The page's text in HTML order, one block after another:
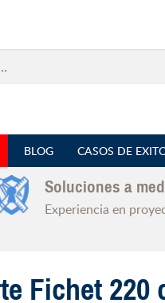
BLOG CASOS DE
Soluciones a
Experiencia en
Fichet 220